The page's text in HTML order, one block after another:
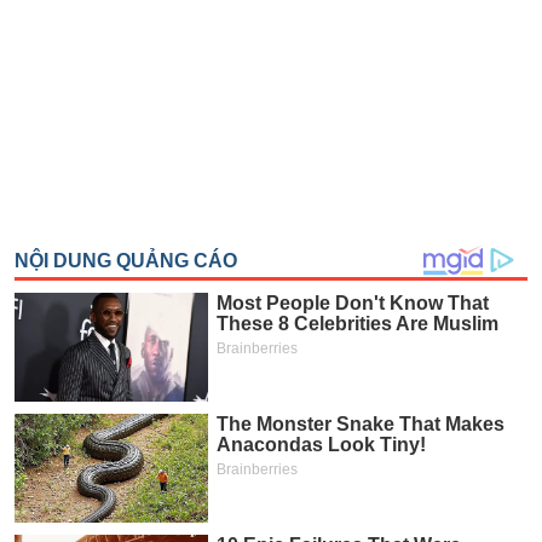
CÔNG
NGHỆ
THÔNG
TIN
DỊCH